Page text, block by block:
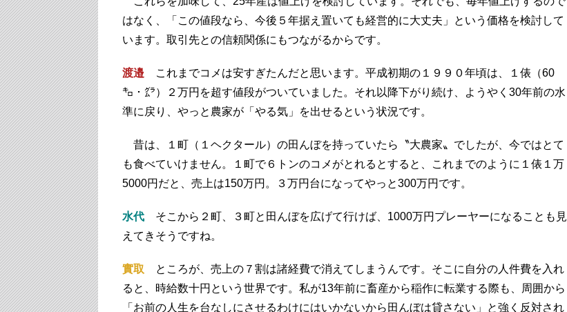
はなく、「この値段なら、今後５年据え置いても経営的に大丈夫」という価格を検討して
います。取引先との信頼関係にもつながるからです。
渡邉 これまでコメは安すぎたんだと思います。平成初期の１９９０年頃は、１俵（60
㌔・㌘）２万円を超す値段がついていました。それ以降下がり続け、ようやく30年前の水
準に戻り、やっと農家が「やる気」を出せるという状況です。
昔は、１町（１ヘクタール）の田んぼを持っていたら〝大農家〟でしたが、今ではとて
も食べていけません。１町で６トンのコメがとれるとすると、これまでのように１俵１万
5000円だと、売上は150万円。３万円台になってやっと300万円です。
水代 そこから２町、３町と田んぼを広げて行けば、1000万円プレーヤーになることも見
えてきそうですね。
實取 ところが、売上の７割は諸経費で消えてしまうんです。そこに自分の人件費を入れ
ると、時給数十円という世界です。私が13年前に畜産から稲作に転業する際も、周囲から
「お前の人生を台なしにさせるわけにはいかないから田んぼは貸さない」と強く反対され